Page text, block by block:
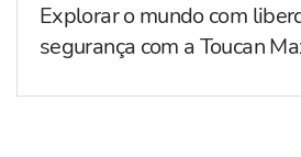
Explorar o mundo com
segurança com a Toucan